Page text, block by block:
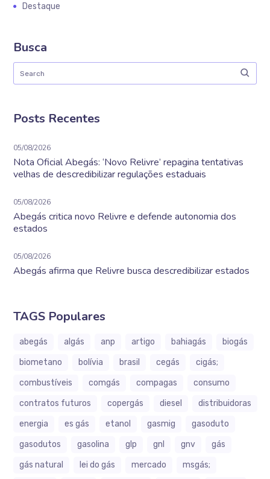
Destaque
Busca
Posts Recentes
05/08/2026
Nota Oficial Abegás: ‘Novo Relivre’ repagina tentativas
velhas de descredibilizar regulações estaduais
05/08/2026
Abegás critica novo Relivre e defende autonomia dos
estados
05/08/2026
Abegás afirma que Relivre busca descredibilizar estados
TAGS Populares
abegás algás anp artigo bahiagás
biogás
biometano
bolívia brasil cegás
cigás;
combustíveis
comgás compagas
consumo
contratos futuros
copergás diesel
distribuidoras
energia
es gás etanol gasmig
gasoduto
gasodutos
gasolina glp gnl gnv
gás
gás natural
lei do gás mercado
msgás;